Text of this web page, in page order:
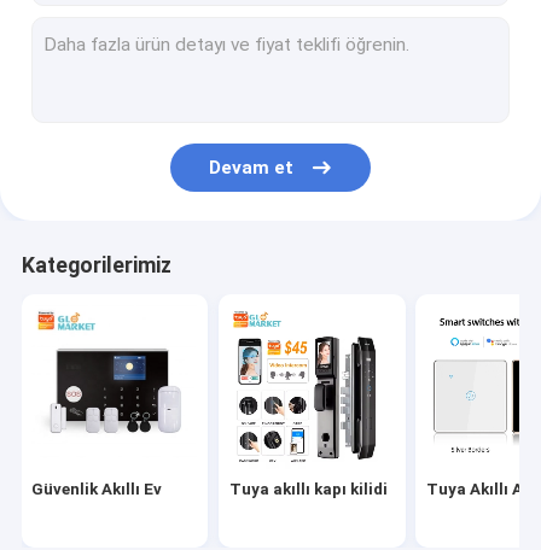
WiFi Akıllı Termostat
Tuya Zigbee Geçidi
Akıllı Evcil Hayvan Besleyici
Devam et
Kategorilerimiz
Güvenlik Akıllı Ev Tuya akıllı kapı kilidi Tuya Akıllı